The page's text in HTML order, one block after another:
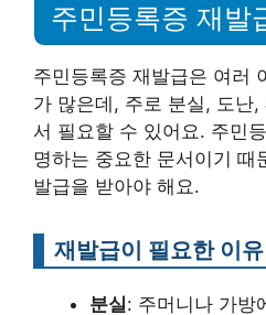
주민등록증 재발
주민등록증 재발급은 여러
가 많은데, 주로 분실, 도난
서 필요할 수 있어요. 주민
명하는 중요한 문서이기 때
발급을 받아야 해요.
재발급이 필요한 이유
분실: 주머니나 가방